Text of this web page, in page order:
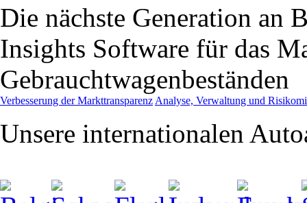
Die nächste Generation an
Insights Software für das
Gebrauchtwagenbeständen
Verbesserung der Markttransparenz Analyse, Verwaltung und
Unsere internationalen